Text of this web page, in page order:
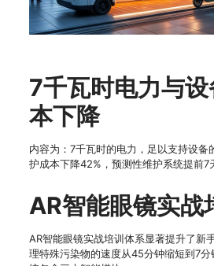
7千瓦时电力与
本下降
内容为：7千瓦时的电力，足以支持设备
护成本下降42%，预测性维护系统提前7
AR智能眼镜实战
AR智能眼镜实战培训体系显著提升了新
理特殊污染物的速度从45分钟缩短到7